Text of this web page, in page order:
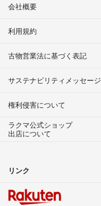
会社概要
利用規約
古物営業法に基づく表記
サステナビリティメッセージ
権利侵害について
ラクマ公式ショップ
出店について
リンク